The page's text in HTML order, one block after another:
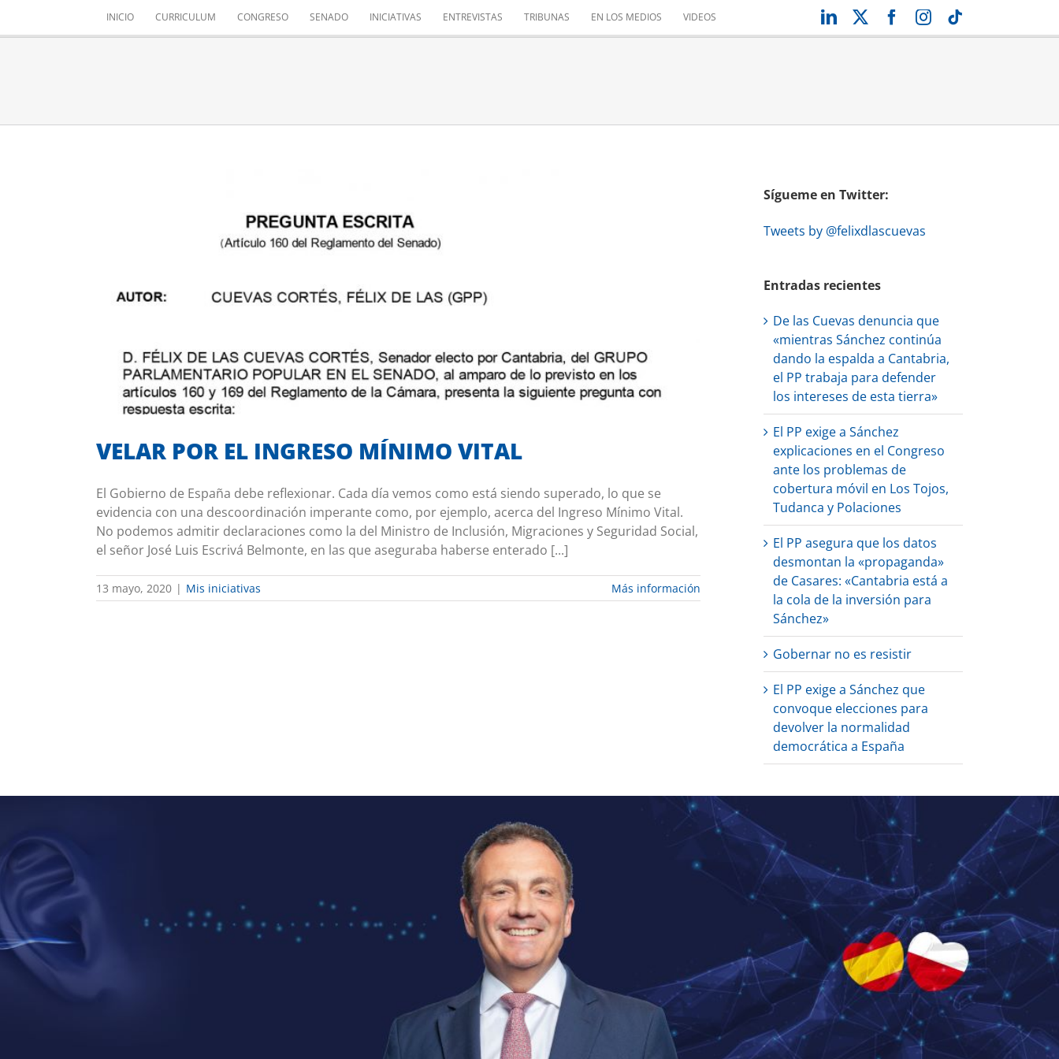
INICIO CURRICULUM CONGRESO SENADO INICIATIVAS ENTREVISTAS TRIBUNAS EN LOS MEDIOS VIDEOS LinkedIn Facebook
Instagram
VELAR POR EL INGRESO MÍNIMO VITAL
VELAR POR EL INGRESO MÍNIMO VITAL
El Gobierno de España debe reflexionar. Cada día vemos como está siendo superado, lo que se
evidencia con una descoordinación imperante como, por ejemplo, acerca del Ingreso Mínimo Vital.
No podemos admitir declaraciones como la del Ministro de Inclusión, Migraciones y Seguridad Social,
el señor José Luis Escrivá Belmonte, en las que aseguraba haberse enterado [...]
13 mayo, 2020 | Mis iniciativas Más información
Sígueme en Twitter:
Tweets by @felixdlascuevas
Entradas recientes
De las Cuevas denuncia que
«mientras Sánchez continúa
dando la espalda a Cantabria,
el PP trabaja para defender
los intereses de esta tierra»
El PP exige a Sánchez
explicaciones en el Congreso
ante los problemas de
cobertura móvil en Los Tojos,
Tudanca y Polaciones
El PP asegura que los datos
desmontan la «propaganda»
de Casares: «Cantabria está a
la cola de la inversión para
Sánchez»
Gobernar no es resistir
El PP exige a Sánchez que
convoque elecciones para
devolver la normalidad
democrática a España